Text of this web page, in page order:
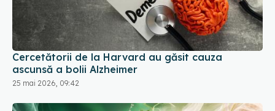
Cercetătorii de la Harvard au găsit cauza
ascunsă a bolii Alzheimer
25 mai 2026, 09:42